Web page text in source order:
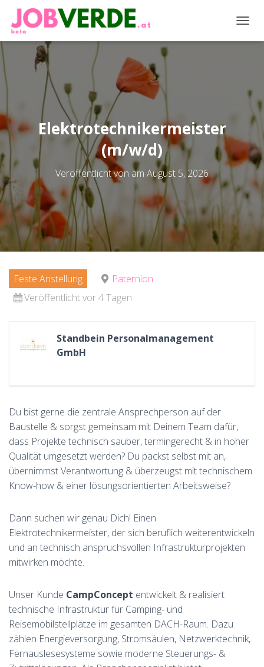
Elektrotechnikermeister
(m/w/d)
Veröffentlicht von am August 5, 2026
Feste Anstellung
Paternion
Veröffentlicht vor 4 Tagen
Standbein Personalmanagement
GmbH
Du bist gerne die zentrale Ansprechperson auf der
Baustelle & sorgst gemeinsam mit Deinem Team dafür,
dass Projekte technisch sauber, termingerecht & in hoher
Qualität umgesetzt werden? Du packst selbst mit an,
übernimmst Verantwortung & überzeugst mit technischem
Know-how & einer lösungsorientierten Arbeitsweise?
Dann suchen wir genau Dich! Einen
Elektrotechnikermeister, der sich beruflich weiterentwickeln
und an technisch anspruchsvollen Infrastrukturprojekten
mitwirken möchte.
Unser Kunde CampConcept entwickelt & realisiert
technische Infrastruktur für Camping- und
Reisemobilstellplätze im gesamten DACH-Raum. Dazu
zählen Energieversorgung, Stromsäulen, Netzwerktechnik,
Fernauslesesysteme sowie moderne Steuerungs- &